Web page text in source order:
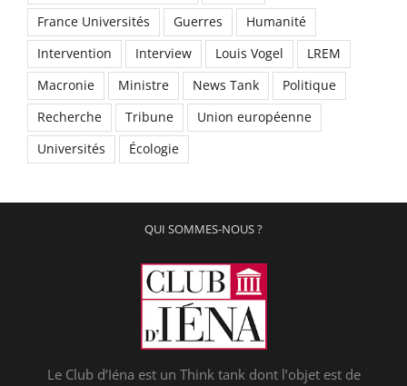
France Universités
Guerres
Humanité
Intervention
Interview Louis Vogel
LREM
Macronie
Ministre News Tank
Politique
Recherche
Tribune
Union européenne
Universités
Écologie
QUI SOMMES-NOUS ?
Le Club d’Iéna est un Think tank dont l’objet est de